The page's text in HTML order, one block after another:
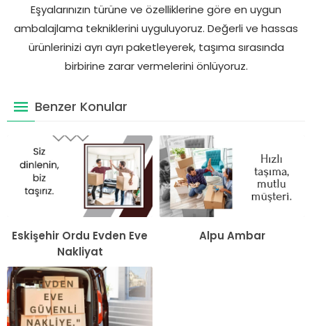
Eşyalarınızın türüne ve özelliklerine göre en uygun
ambalajlama tekniklerini uyguluyoruz. Değerli ve hassas
ürünlerinizi ayrı ayrı paketleyerek, taşıma sırasında
birbirine zarar vermelerini önlüyoruz.
Benzer Konular
Eskişehir Ordu Evden Eve
Nakliyat
Alpu Ambar